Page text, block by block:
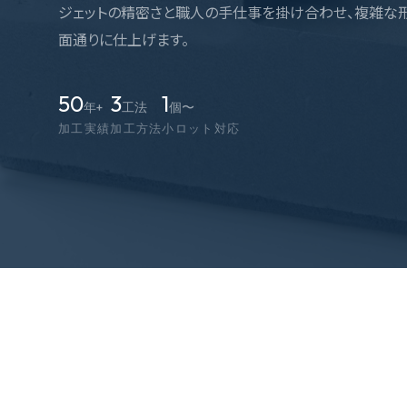
ジェットの精密さと職人の手仕事を掛け合わせ、複雑な
面通りに仕上げます。
50年+
加工実績
3工法
加工方法
1個〜
小ロット対応